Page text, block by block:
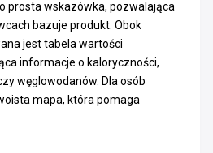
prosta wskazówka, pozwalająca
bazuje produkt. Obok
jest tabela wartości
informacje o kaloryczności,
węglowodanów. Dla osób
mapa, która pomaga